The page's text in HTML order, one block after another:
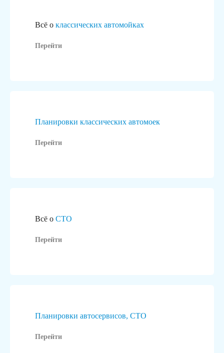
Всё о классических автомойках
Перейти
Планировки классических автомоек
Перейти
Всё о СТО
Перейти
Планировки автосервисов, СТО
Перейти